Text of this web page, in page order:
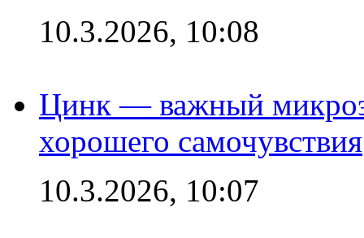
10.3.2026, 10:08
Цинк — важный
хорошего самочувствия
10.3.2026, 10:07